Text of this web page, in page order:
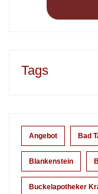
Tags
Angebot Bad
Blankenstein
Buckelapotheker